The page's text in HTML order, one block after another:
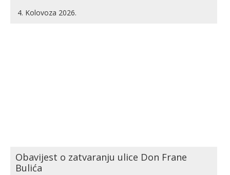
4. Kolovoza 2026.
Obavijest o zatvaranju ulice Don Frane
Bulića